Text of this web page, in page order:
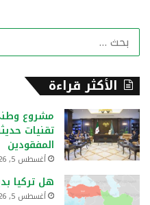
الأكثر قراءة
مشروع
تقنيات
المفقودين
أغسطس 5, 2026
هل تركيا
أغسطس 5, 2026